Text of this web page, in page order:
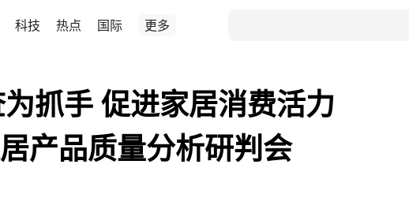
科技 热点 国际 更多
抓手 促进家居消费活力
产品质量分析研判会